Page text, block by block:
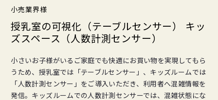
小売業界様
授乳室の可視化（テーブルセンサー） キッ
ズスペース（人数計測センサー）
小さいお子様がいるご家庭でも快適にお買い物を実現してもら
うため、授乳室では「テーブルセンサー」、キッズルームでは
「人数計測センサー」をご導入いただき、利用者へ混雑情報を
発信。キッズルームでの人数計測センサーでは、混雑状態にな